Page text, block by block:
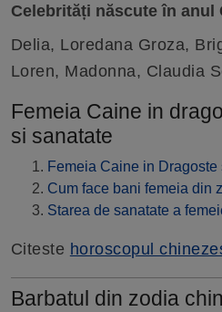
Celebrități născute în anul
Delia, Loredana Groza,
Loren, Madonna, Claudia
Femeia Caine in
si sanatate
Femeia Caine in Dragoste
Cum face bani femeia din
Starea de sanatate a
Citeste horoscopul
Barbatul din zodia